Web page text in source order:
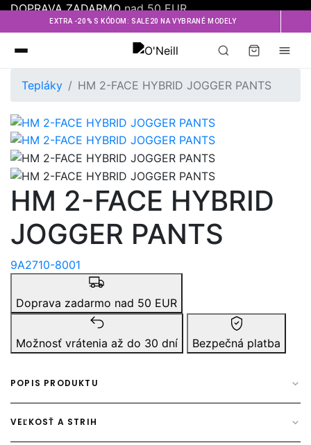
DOPRAVA ZADARMOnad 50 EUR
EXTRA -20% S KÓDOM: SALE20 NA VYBRANÉ MODELY
Oneill
Tepláky HM 2-FACE HYBRID JOGGER PANTS
HM 2-FACE HYBRID
JOGGER PANTS
9A2710-8001
Doprava zadarmo nad 50 EUR
Možnosť vrátenia až do 30 dní Bezpečná platba
POPIS PRODUKTU
VEĽKOSŤ A STRIH